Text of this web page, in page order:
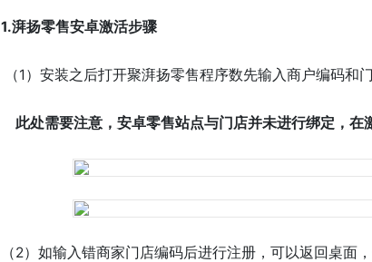
1.湃扬零售安卓激活步骤
（1）安装之后打开聚湃扬零售程序数先输入商户编码和
此处需要注意，安卓零售站点与门店并未进行绑定，在
（2）如输入错商家门店编码后进行注册，可以返回桌